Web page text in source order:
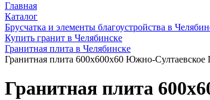
Главная
Каталог
Брусчатка и элементы благоустройства в
Купить гранит в Челябинске
Гранитная плита в Челябинске
Гранитная плита 600х600x60 Южно-Султаевское
Гранитная плита